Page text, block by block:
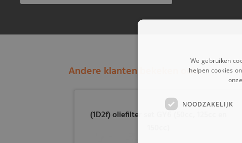
Andere klanten bekeken ook:
(1D2f) oliefilter set GY6 (50cc, 125cc en
We gebruiken
helpen cookies
NOODZAKELIJK